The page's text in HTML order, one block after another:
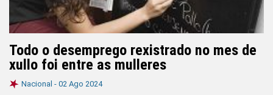
Todo o desemprego rexistrado no mes de
xullo foi entre as mulleres
Nacional - 02 Ago 2024